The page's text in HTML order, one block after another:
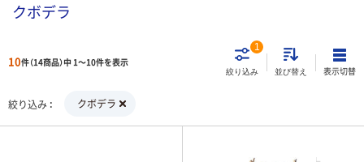
クボデラ
10件（14商品）中 1～10件を表示
絞り込み
1
並び替え 表示切替
絞り込み クボデラ